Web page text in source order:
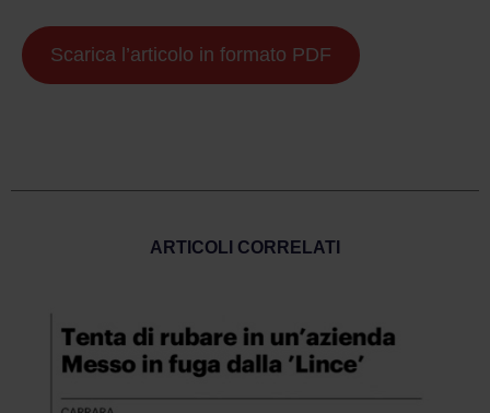
Scarica l’articolo in formato PDF
ARTICOLI CORRELATI